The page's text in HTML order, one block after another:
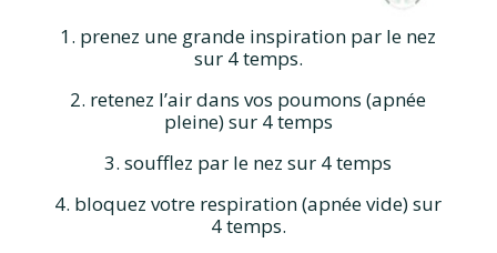
1. prenez une grande inspiration par le nez
sur 4 temps.
2. retenez l’air dans vos poumons (apnée
pleine) sur 4 temps
3. soufflez par le nez sur 4 temps
4. bloquez votre respiration (apnée vide) sur
4 temps.